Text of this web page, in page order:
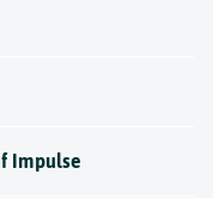
Impulse